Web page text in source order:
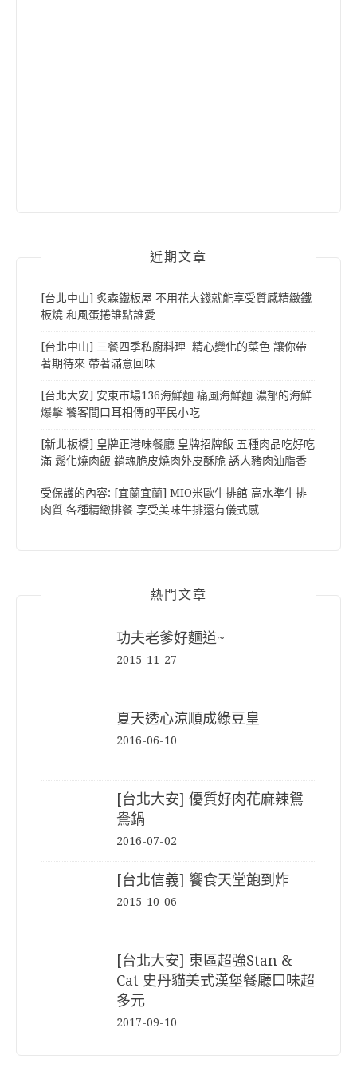
近期文章
[台北中山] 炙森鐵板屋 不用花大錢就能享受質感精緻鐵
板燒 和風蛋捲誰點誰愛
[台北中山] 三餐四季私廚料理 精心變化的菜色 讓你帶
著期待來 帶著滿意回味
[台北大安] 安東市場136海鮮麵 痛風海鮮麵 濃郁的海鮮
爆擊 饕客間口耳相傳的平民小吃
[新北板橋] 皇牌正港味餐廳 皇牌招牌飯 五種肉品吃好吃
滿 鬆化燒肉飯 銷魂脆皮燒肉外皮酥脆 誘人豬肉油脂香
受保護的內容: [宜蘭宜蘭] MIO米歐牛排館 高水準牛排
肉質 各種精緻排餐 享受美味牛排還有儀式感
熱門文章
功夫老爹好麵道~
2015-11-27
夏天透心涼順成綠豆皇
2016-06-10
[台北大安] 優質好肉花麻辣鴛
鴦鍋
2016-07-02
[台北信義] 饗食天堂飽到炸
2015-10-06
[台北大安] 東區超強Stan &
Cat 史丹貓美式漢堡餐廳口味超
多元
2017-09-10